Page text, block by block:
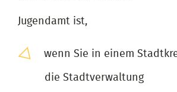
Jugendamt ist,
wenn Sie in einem
die Stadtverwaltung